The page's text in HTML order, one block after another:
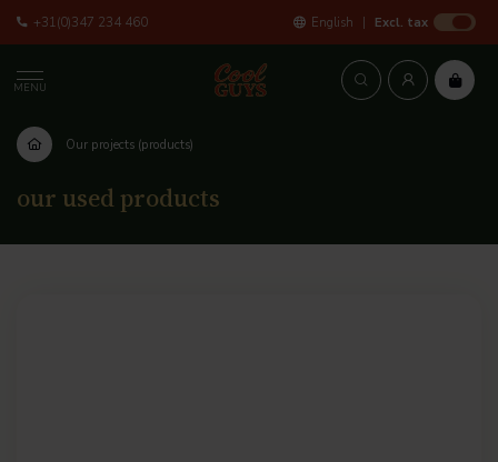
+31(0)347 234 460 English Excl. tax
MENU
Our projects (products)
our used products